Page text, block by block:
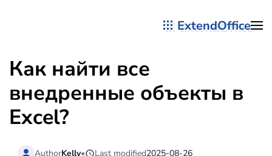
ExtendOffice
Как найти все
внедренные объекты в
Excel?
AuthorKelly• Last modified2025-08-26